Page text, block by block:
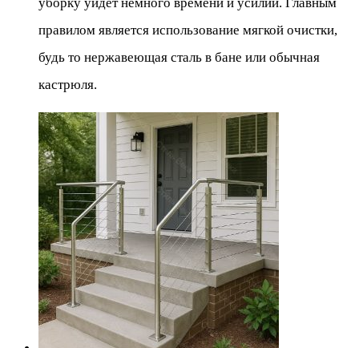
уборку уйдет немного времени и усилий. Главным
правилом является использование мягкой очистки,
будь то нержавеющая сталь в бане или обычная
кастрюля.